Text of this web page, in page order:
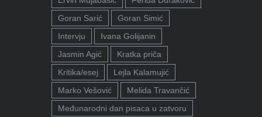
Goran Sarić
Goran Simić
Intervju
Ivana Golijanin
Jasmin Agić
Kratka priča
Kritika/esej
Lejla Kalamujić
Marko Vešović
Melida Travančić
Međunarodni dan pisaca u zatvoru